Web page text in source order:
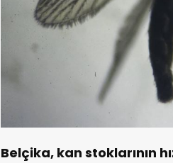
Belçika, kan stoklarının